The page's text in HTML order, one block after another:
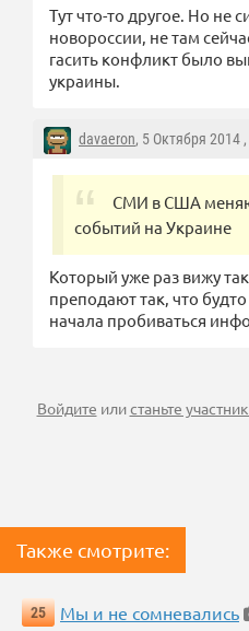
Тут что-то другое. Но не
новороссии, не там
гасить конфликт было
украины.
davaeron, 5 Октября 2014 ,
СМИ в США
событий на Украине
Который уже раз вижу
преподают так, что
начала пробиваться
Войдите илистаньте
Также смотрите:
25 Мы и не сомневались